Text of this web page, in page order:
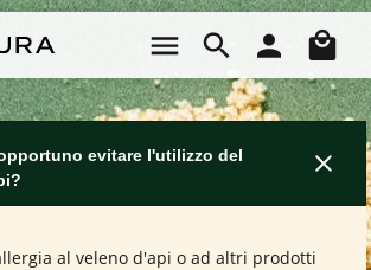
Il
evitare l'utilizzo del
al veleno d'api o ad altri prodotti